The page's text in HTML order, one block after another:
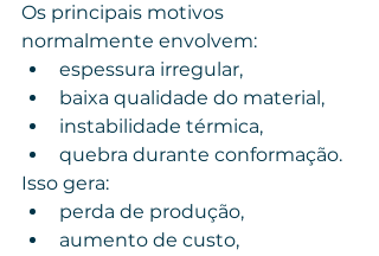
Os principais motivos
normalmente envolvem:
espessura irregular,
baixa qualidade do material,
instabilidade térmica,
quebra durante conformação.
Isso gera:
perda de produção,
aumento de custo,